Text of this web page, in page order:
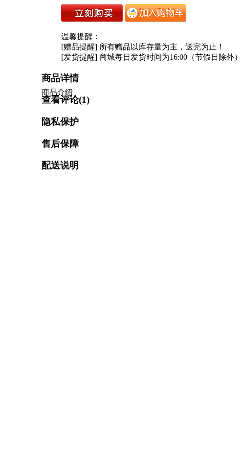
温馨提醒：
[赠品提醒] 所有赠品以库存量为主，送完为止！
[发货提醒] 商城每日发货时间为16:00（节假日除外）
商品详情
查看评论(1)
隐私保护
售后保障
配送说明
商品介绍